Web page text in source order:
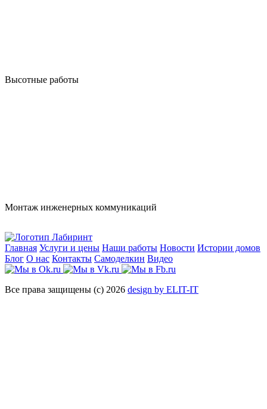
Высотные работы
Монтаж инженерных коммуникаций
Главная Услуги и цены Наши работы Новости Истории домов
Блог О нас Контакты Самоделкин Видео
Все права защищены (с) 2026 design by ELIT-IT